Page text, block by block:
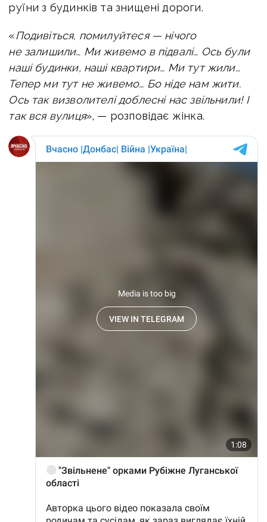
руїни з будинків та знищені дороги.
«Подивіться, помилуйтеся — нічого
не залишили… Ми живемо в підвалі… Ось були
наші будинки, наші квартири… Ми тут жили…
Тепер ми тут не живемо… Бо ніде нам жити.
Ось так визволителі доблесні нас звільнили! І
так вся вулиця», — розповідає жінка.